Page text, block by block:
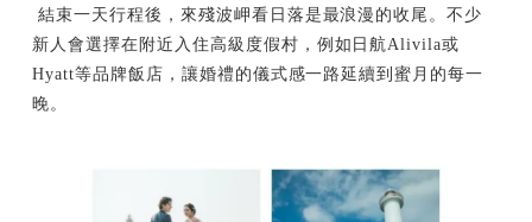
結束一天行程後，來殘波岬看日落是最浪漫的收尾。不少
新人會選擇在附近入住高級度假村，例如日航Alivila或
Hyatt等品牌飯店，讓婚禮的儀式感一路延續到蜜月的每一
晚。